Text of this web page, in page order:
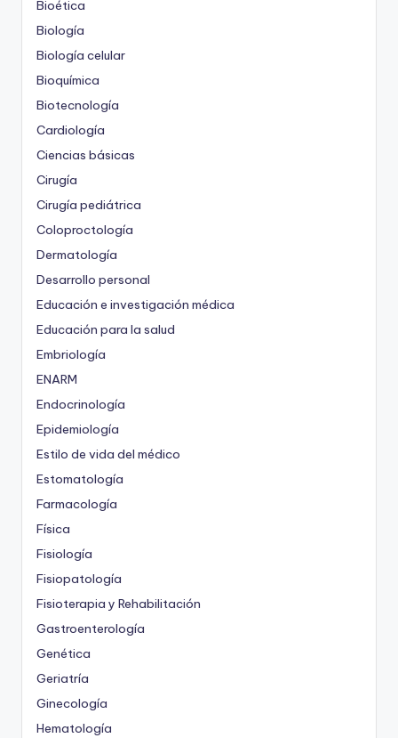
Bioética
Biología
Biología celular
Bioquímica
Biotecnología
Cardiología
Ciencias básicas
Cirugía
Cirugía pediátrica
Coloproctología
Dermatología
Desarrollo personal
Educación e investigación médica
Educación para la salud
Embriología
ENARM
Endocrinología
Epidemiología
Estilo de vida del médico
Estomatología
Farmacología
Física
Fisiología
Fisiopatología
Fisioterapia y Rehabilitación
Gastroenterología
Genética
Geriatría
Ginecología
Hematología